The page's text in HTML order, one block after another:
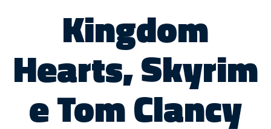
Kingdom
Hearts, Skyrim
e Tom Clancy